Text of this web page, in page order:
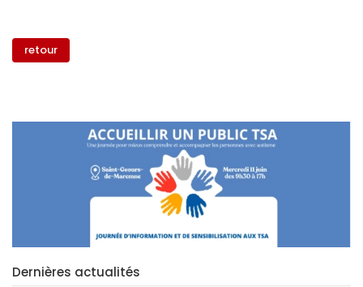
retour
Dernières actualités